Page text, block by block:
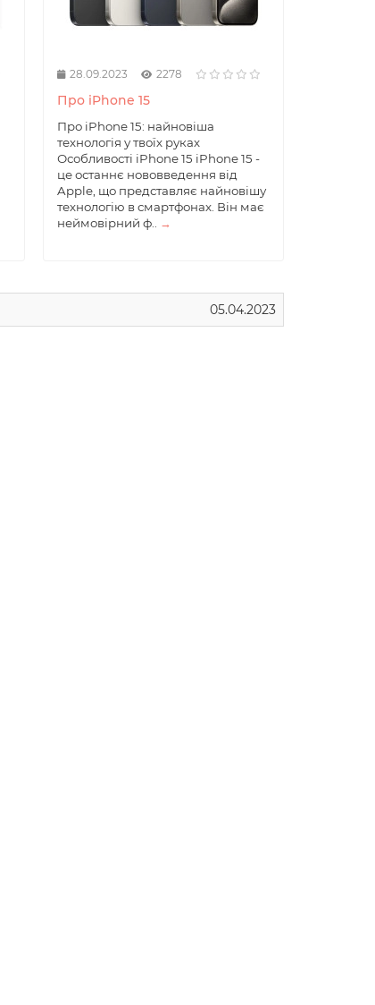
28.09.2023 2278
Про iPhone 15
Про iPhone 15: найновіша
технологія у твоїх руках
Особливості iPhone 15 iPhone 15 -
це останнє нововведення від
Apple, що представляє найновішу
технологію в смартфонах. Він має
неймовірний ф..
→
05.04.2023